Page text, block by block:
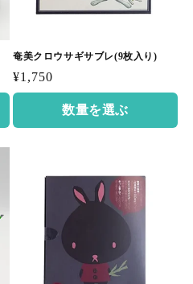
奄美クロウサギサブレ(9枚入り)
通
常
格
¥1,750
数量を選ぶ